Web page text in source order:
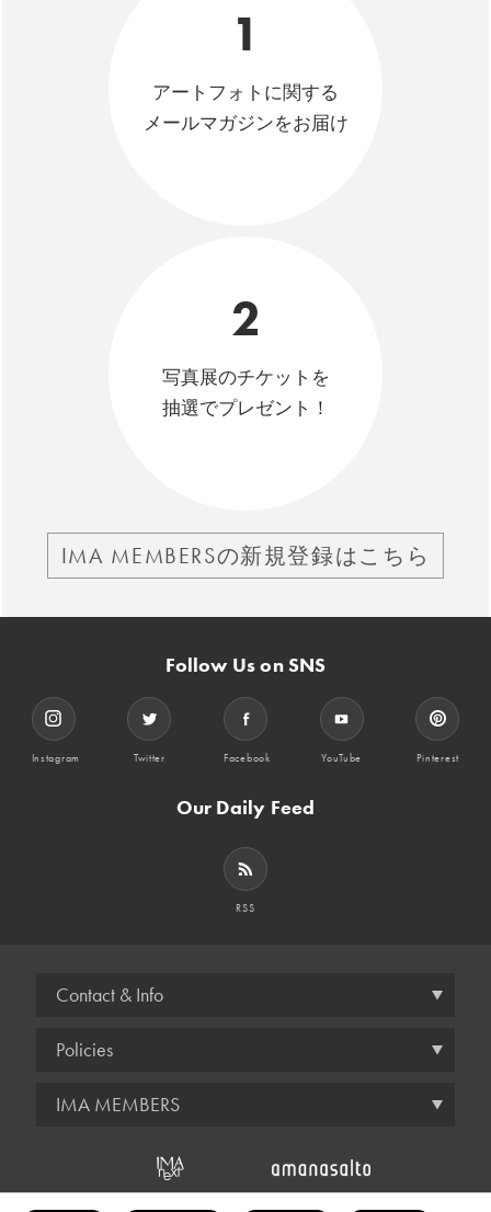
1
アートフォトに関する
メールマガジンをお届け
2
写真展のチケットを
抽選でプレゼント！
IMA MEMBERSの新規登録はこちら
Follow Us on SNS
Instagram Twitter Facebook YouTube Pinterest
Our Daily Feed
RSS
Contact & Info
Policies
IMA MEMBERS